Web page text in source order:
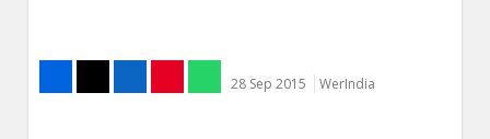
28 Sep 2015 WerIndia